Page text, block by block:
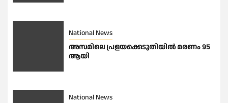
National News
അസമിലെ പ്രളയക്കെടുതിയില്‍ മരണം 95
ആയി
National News